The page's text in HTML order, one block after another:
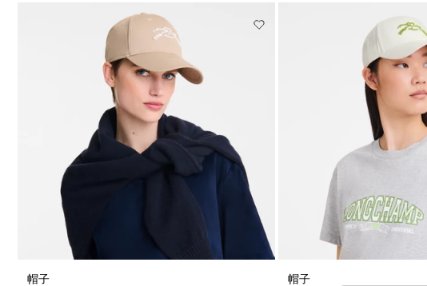
帽子
帽子